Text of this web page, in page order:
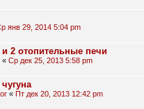
янв 29, 2014 5:04 pm
2 отопительные печи
« Ср дек 25, 2013 5:58 pm
« Пт дек 20, 2013 12:42 pm